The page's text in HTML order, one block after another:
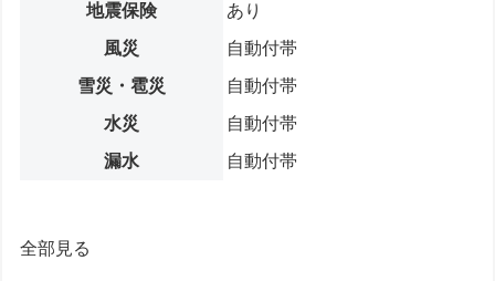
地震保険
あり
風災
自動付帯
雪災・雹災
自動付帯
水災
自動付帯
漏水
自動付帯
全部見る